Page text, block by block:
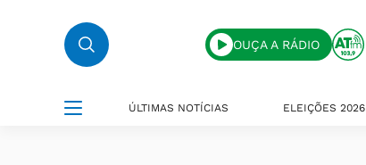
OUÇA A RÁDIO
ÚLTIMAS NOTÍCIAS ELEIÇÕES 2026